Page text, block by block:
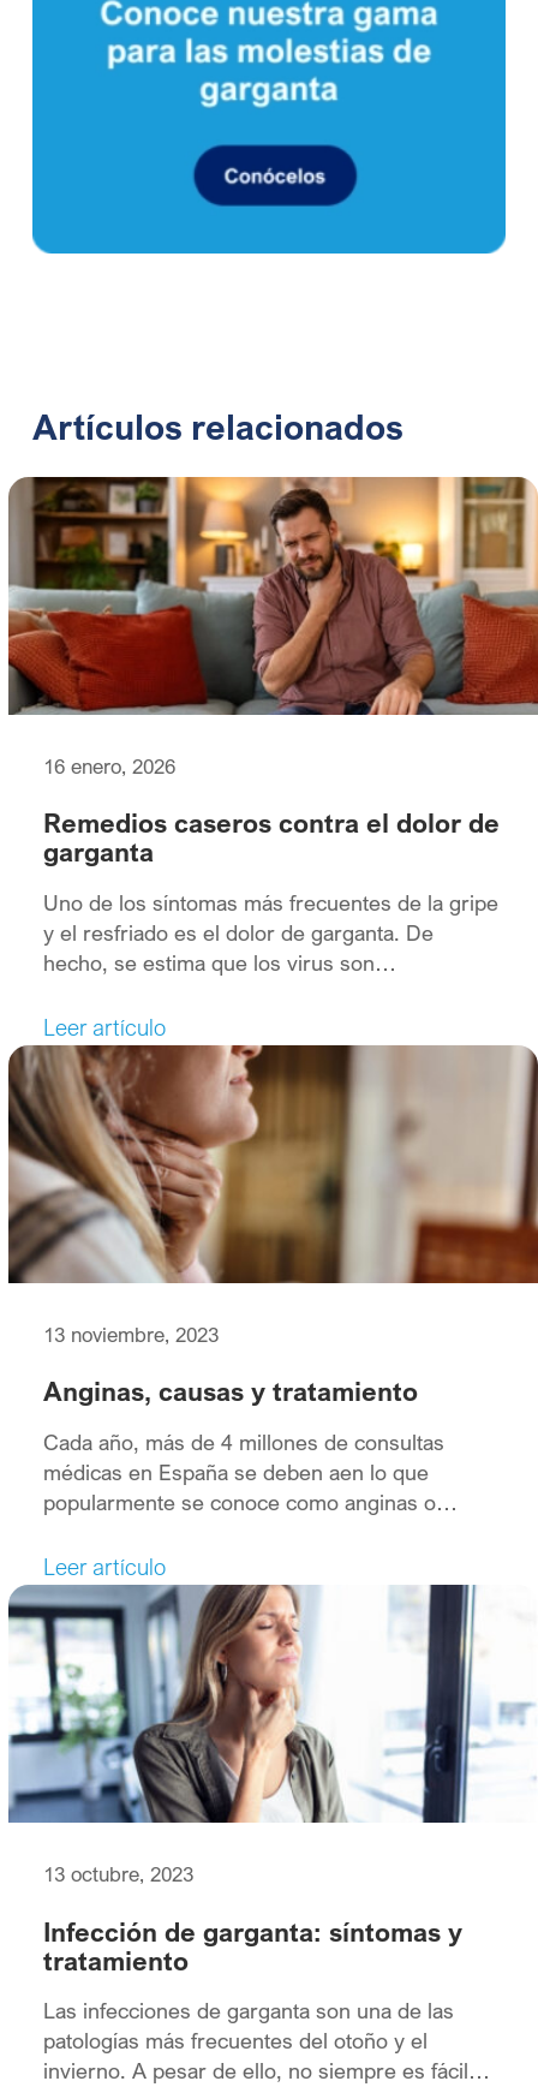
Artículos relacionados
16 enero, 2026
Remedios caseros contra el dolor de
garganta
Uno de los síntomas más frecuentes de la gripe
y el resfriado es el dolor de garganta. De
hecho, se estima que los virus son
adultos. Pero no todas las infecciones de
garganta están causadas por virus. También
pueden estar ocasionadas por bacterias como
los estreptococos. […]
Leer artículo
13 noviembre, 2023
Anginas, causas y tratamiento
Cada año, más de 4 millones de consultas
médicas en España se deben aen lo que
popularmente se conoce como anginas o
sus síntomas, así como los diferentes tipos,
para abordar el problema de la mejor forma
posible.
Leer artículo
13 octubre, 2023
Infección de garganta: síntomas y
tratamiento
Las infecciones de garganta son una de las
patologías más frecuentes del otoño y el
invierno. A pesar de ello, no siempre es fácil